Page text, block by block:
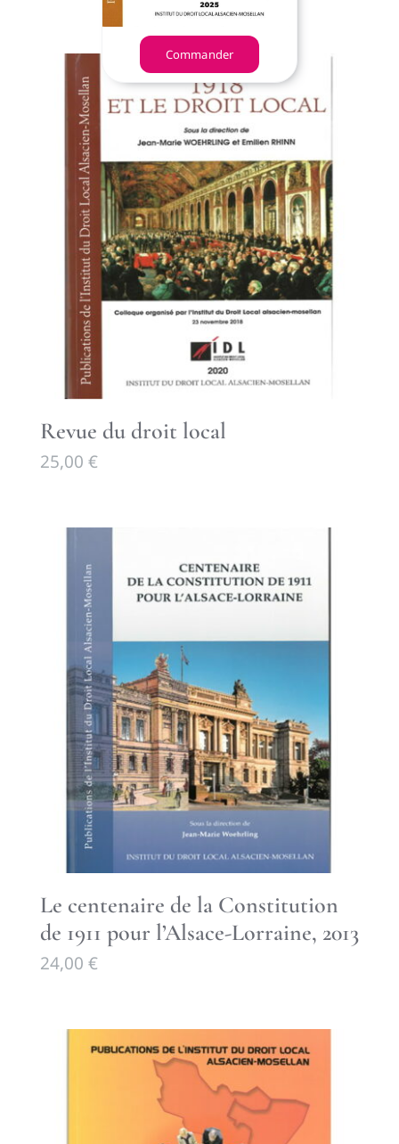
Revue du droit local
25,00 €
Le centenaire de la Constitution
de 1911 pour l’Alsace-Lorraine, 2013
24,00 €
Commander